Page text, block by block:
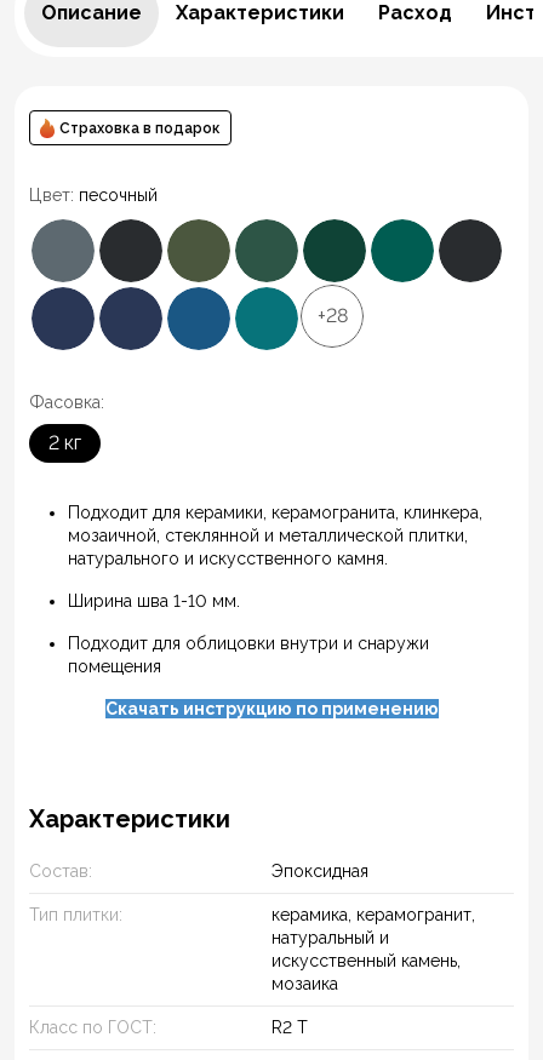
Описание Характеристики Расход
Страховка в подарок
Цвет: песочный
+28
Фасовка:
2 кг
Подходит для керамики, керамогранита, клинкера,
мозаичной, стеклянной и металлической плитки,
натурального и искусственного камня.
Ширина шва 1-10 мм.
Подходит для облицовки внутри и снаружи
помещения
Скачать инструкцию по применению
Характеристики
Состав: Эпоксидная
Тип плитки:
керамика, керамогранит,
натуральный и
искусственный камень,
мозаика
Класс по ГОСТ: R2 T